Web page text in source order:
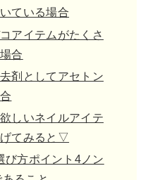
ている場合
アイテムがたくさ
合
剤としてアセトン
しいネイルアイテ
げてみると▽
び方ポイント4ノン